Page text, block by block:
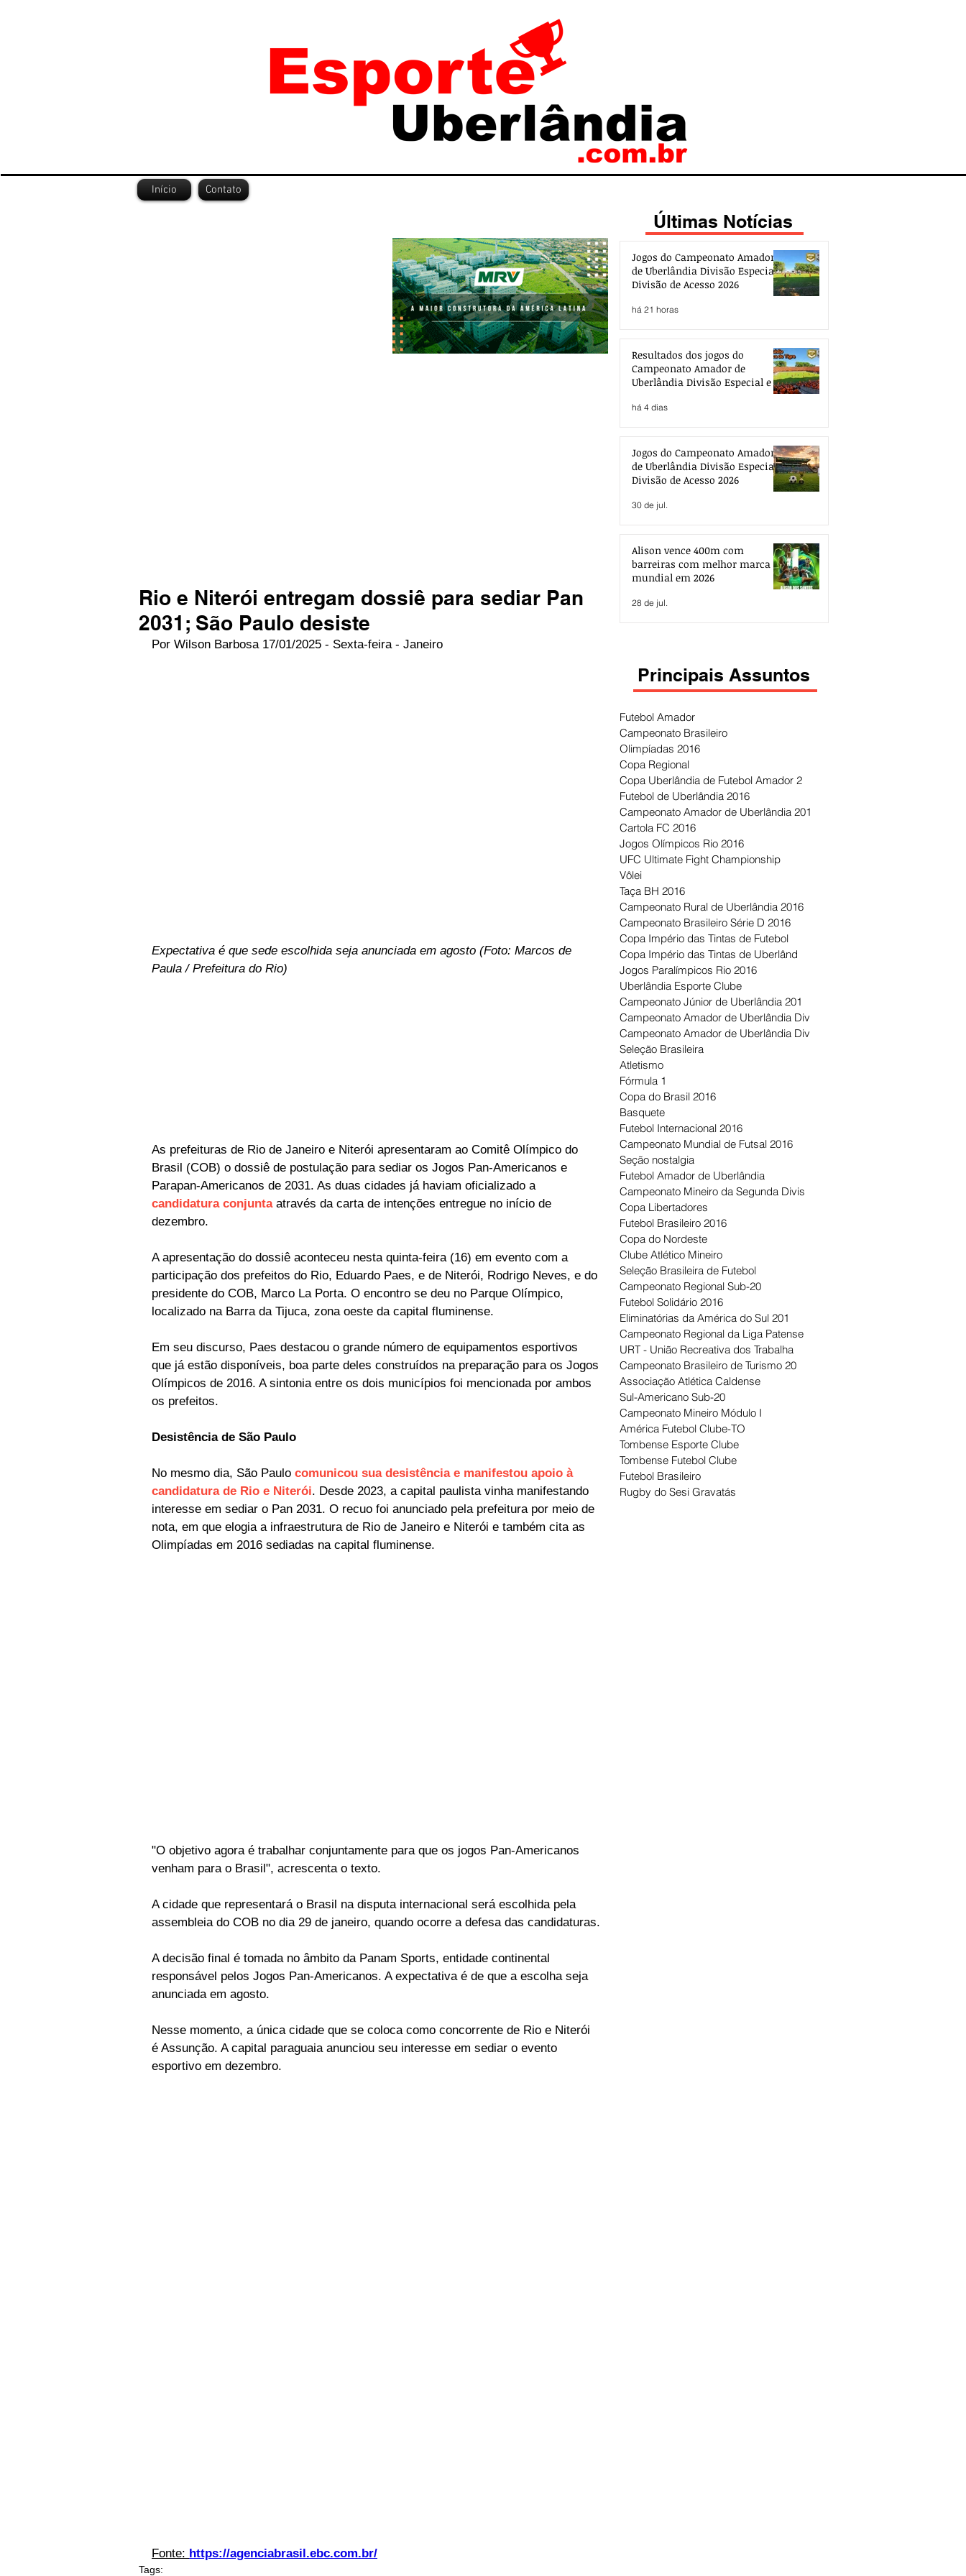
Início Contato
Rio e Niterói entregam dossiê para sediar Pan
2031; São Paulo desiste
Por Wilson Barbosa 17/01/2025 - Sexta-feira - Janeiro
Expectativa é que sede escolhida seja anunciada em agosto (Foto: Marcos de
Paula / Prefeitura do Rio)
As prefeituras de Rio de Janeiro e Niterói apresentaram ao Comitê Olímpico do
Brasil (COB) o dossiê de postulação para sediar os Jogos Pan-Americanos e
Parapan-Americanos de 2031. As duas cidades já haviam oficializado a
candidatura conjunta através da carta de intenções entregue no início de
dezembro.
A apresentação do dossiê aconteceu nesta quinta-feira (16) em evento com a
participação dos prefeitos do Rio, Eduardo Paes, e de Niterói, Rodrigo Neves, e do
presidente do COB, Marco La Porta. O encontro se deu no Parque Olímpico,
localizado na Barra da Tijuca, zona oeste da capital fluminense.
Em seu discurso, Paes destacou o grande número de equipamentos esportivos
que já estão disponíveis, boa parte deles construídos na preparação para os Jogos
Olímpicos de 2016. A sintonia entre os dois municípios foi mencionada por ambos
os prefeitos.
Desistência de São Paulo
No mesmo dia, São Paulo comunicou sua desistência e manifestou apoio à
candidatura de Rio e Niterói. Desde 2023, a capital paulista vinha manifestando
interesse em sediar o Pan 2031. O recuo foi anunciado pela prefeitura por meio de
nota, em que elogia a infraestrutura de Rio de Janeiro e Niterói e também cita as
Olimpíadas em 2016 sediadas na capital fluminense.
"O objetivo agora é trabalhar conjuntamente para que os jogos Pan-Americanos
venham para o Brasil", acrescenta o texto.
A cidade que representará o Brasil na disputa internacional será escolhida pela
assembleia do COB no dia 29 de janeiro, quando ocorre a defesa das candidaturas.
A decisão final é tomada no âmbito da Panam Sports, entidade continental
responsável pelos Jogos Pan-Americanos. A expectativa é de que a escolha seja
anunciada em agosto.
Nesse momento, a única cidade que se coloca como concorrente de Rio e Niterói
é Assunção. A capital paraguaia anunciou seu interesse em sediar o evento
esportivo em dezembro.
Fonte: https://agenciabrasil.ebc.com.br/
Tags:
Últimas Notícias
Jogos do Campeonato Amador
de Uberlândia Divisão Especial e
Divisão de Acesso 2026
há 21 horas
Resultados dos jogos do
Campeonato Amador de
Uberlândia Divisão Especial e de
há 4 dias
Jogos do Campeonato Amador
de Uberlândia Divisão Especial e
Divisão de Acesso 2026
30 de jul.
Alison vence 400m com
barreiras com melhor marca
mundial em 2026
28 de jul.
Principais Assuntos
Futebol Amador
Campeonato Brasileiro
Olimpíadas 2016
Copa Regional
Copa Uberlândia de Futebol Amador 2
Futebol de Uberlândia 2016
Campeonato Amador de Uberlândia 201
Cartola FC 2016
Jogos Olímpicos Rio 2016
UFC Ultimate Fight Championship
Vôlei
Taça BH 2016
Campeonato Rural de Uberlândia 2016
Campeonato Brasileiro Série D 2016
Copa Império das Tintas de Futebol
Copa Império das Tintas de Uberlând
Jogos Paralímpicos Rio 2016
Uberlândia Esporte Clube
Campeonato Júnior de Uberlândia 201
Campeonato Amador de Uberlândia Div
Campeonato Amador de Uberlândia Div
Seleção Brasileira
Atletismo
Fórmula 1
Copa do Brasil 2016
Basquete
Futebol Internacional 2016
Campeonato Mundial de Futsal 2016
Seção nostalgia
Futebol Amador de Uberlândia
Campeonato Mineiro da Segunda Divis
Copa Libertadores
Futebol Brasileiro 2016
Copa do Nordeste
Clube Atlético Mineiro
Seleção Brasileira de Futebol
Campeonato Regional Sub-20
Futebol Solidário 2016
Eliminatórias da América do Sul 201
Campeonato Regional da Liga Patense
URT - União Recreativa dos Trabalha
Campeonato Brasileiro de Turismo 20
Associação Atlética Caldense
Sul-Americano Sub-20
Campeonato Mineiro Módulo I
América Futebol Clube-TO
Tombense Esporte Clube
Tombense Futebol Clube
Futebol Brasileiro
Rugby do Sesi Gravatás